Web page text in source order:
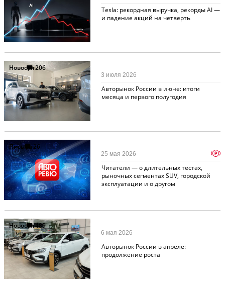
Tesla: рекордная выручка, рекорды AI —
и падение акций на четверть
Новости206
Авторынок России в июне: итоги
месяца и первого полугодия
3 июля 2026
Письма26
Читатели — о длительных тестах,
рыночных сегментах SUV, городской
эксплуатации и о другом
25 мая 2026 p
Новости489
Авторынок России в апреле:
продолжение роста
6 мая 2026